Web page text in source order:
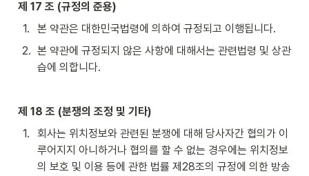
제 17 조 (규정의 준용)
1.
본 약관은 대한민국법령에 의하여 규정되고 이행됩니다.
2. 본 약관에 규정되지 않은 사항에 대해서는 관련법령 및 상관
습에 의합니다.
제 18 조 (분쟁의 조정 및 기타)
1.
회사는 위치정보와 관련된 분쟁에 대해 당사자간 협의가 이
루어지지 아니하거나 협의를 할 수 없는 경우에는 위치정보
의 보호 및 이용 등에 관한 법률 제28조의 규정에 의한 방송